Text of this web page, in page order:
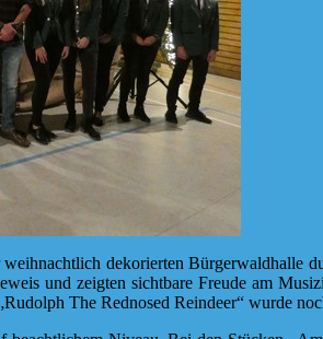
dekorierten Bürgerwaldhalle
und zeigten sichtbare Freude am
The Rednosed Reindeer“ wurde